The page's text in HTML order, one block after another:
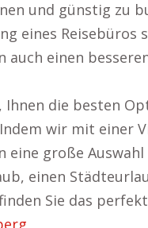
und günstig zu
eines Reisebüros
auch einen
Ihnen die besten
wir mit einer
eine große
einen
Sie das